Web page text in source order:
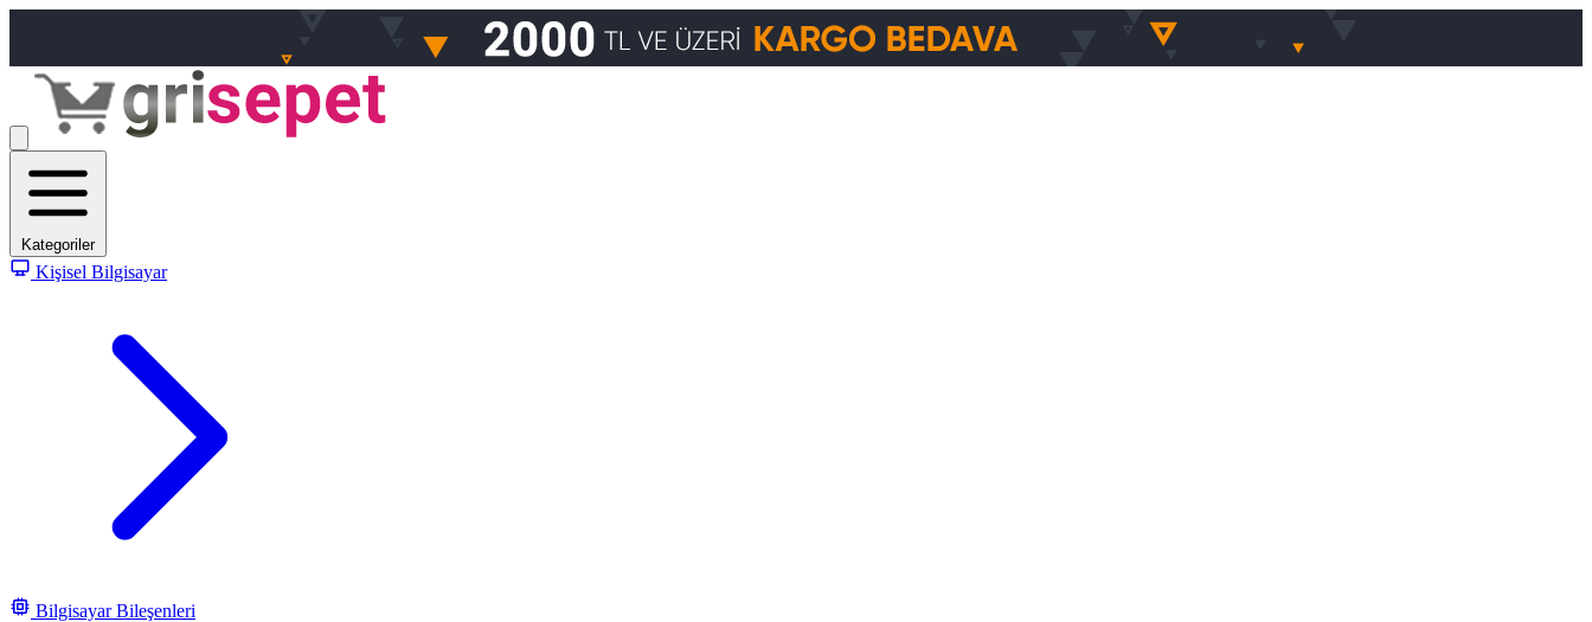
Kategoriler
Kişisel Bilgisayar
Bilgisayar Bileşenleri